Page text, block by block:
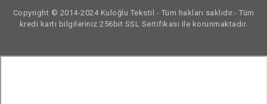
Copyright © 2014-2024 Kuloğlu Tekstil - Tüm hakları saklıdır.- Tüm
kredi kartı bilgileriniz 256bit SSL Sertifikası ile korunmaktadır.